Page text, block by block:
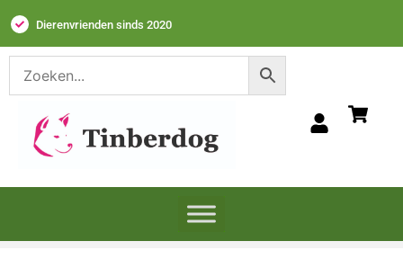
Dierenvrienden sinds 2020